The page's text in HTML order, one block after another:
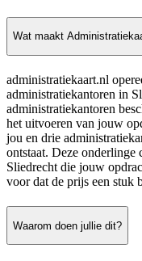
Wat maakt
administratiekaart.nl
administratiekantoren in
administratiekantoren
het uitvoeren van jouw
jou en drie
ontstaat. Deze onderlinge
Sliedrecht die jouw
voor dat de prijs een stuk
Waarom doen jullie dit?